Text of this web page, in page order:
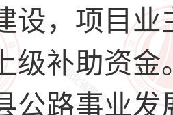
设，项目
级补助资金
公路事业